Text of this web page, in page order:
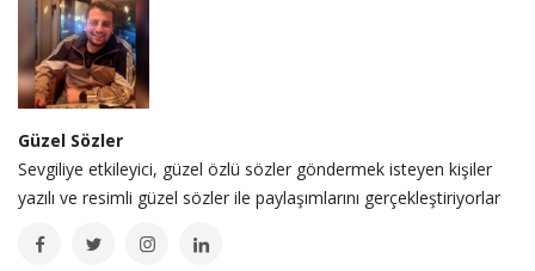
Güzel Sözler
Sevgiliye etkileyici, güzel özlü sözler göndermek isteyen kişiler
yazılı ve resimli güzel sözler ile paylaşımlarını gerçekleştiriyorlar